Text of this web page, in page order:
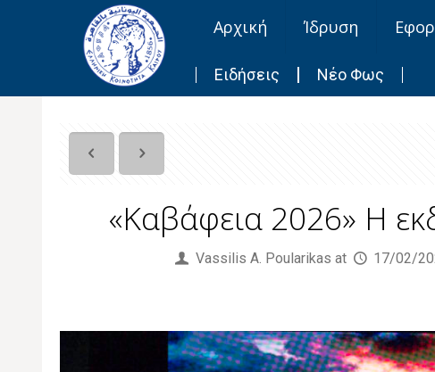
Αρχική Ίδρυση
Ειδήσεις Νέο Φως
«Καβάφεια 2026» Η
Vassilis Α. Poularikas at 17/02/